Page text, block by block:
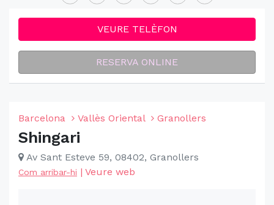
VEURE TELÈFON
RESERVA ONLINE
Barcelona Vallès Oriental Granollers
Shingari
Av Sant Esteve 59, 08402, Granollers
Com arribar-hi | Veure web